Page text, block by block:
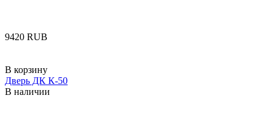
‍9420‍ RUB
В корзину
Дверь ДК К-50
В наличии